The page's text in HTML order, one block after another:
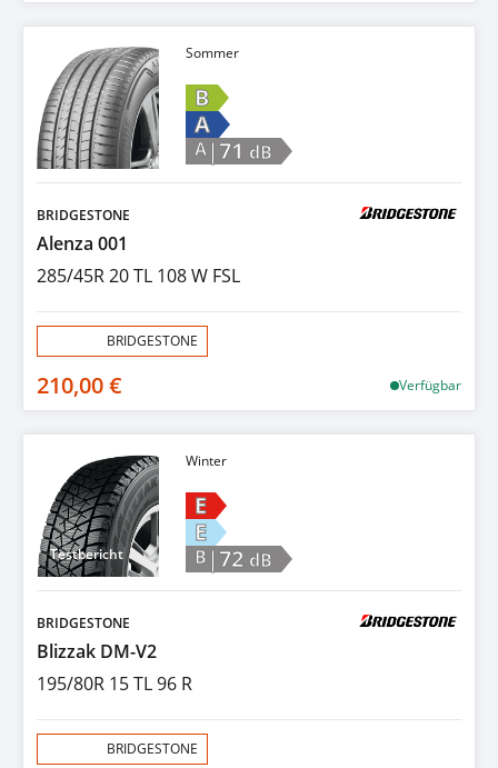
Sommer
B
A
A |71 dB
BRIDGESTONE
Alenza 001
285/45R 20 TL 108 W FSL
BRIDGESTONE
210,00 € Verfügbar
Testbericht
Winter
E
E
B |72 dB
BRIDGESTONE
Blizzak DM-V2
195/80R 15 TL 96 R
BRIDGESTONE